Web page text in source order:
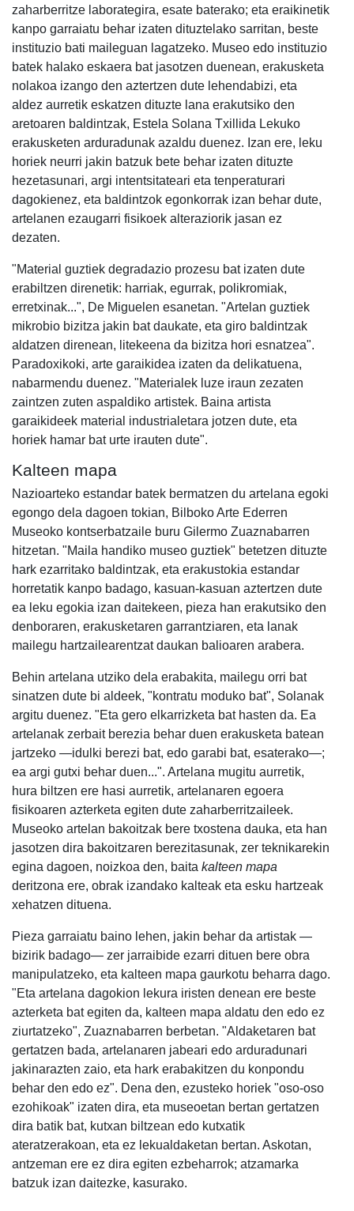
zaharberritze laborategira, esate baterako; eta eraikinetik
kanpo garraiatu behar izaten dituztelako sarritan, beste
instituzio bati maileguan lagatzeko. Museo edo instituzio
batek halako eskaera bat jasotzen duenean, erakusketa
nolakoa izango den aztertzen dute lehendabizi, eta
aldez aurretik eskatzen dituzte lana erakutsiko den
aretoaren baldintzak, Estela Solana Txillida Lekuko
erakusketen arduradunak azaldu duenez. Izan ere, leku
horiek neurri jakin batzuk bete behar izaten dituzte
hezetasunari, argi intentsitateari eta tenperaturari
dagokienez, eta baldintzok egonkorrak izan behar dute,
artelanen ezaugarri fisikoek alteraziorik jasan ez
dezaten.
"Material guztiek degradazio prozesu bat izaten dute
erabiltzen direnetik: harriak, egurrak, polikromiak,
erretxinak...", De Miguelen esanetan. "Artelan guztiek
mikrobio bizitza jakin bat daukate, eta giro baldintzak
aldatzen direnean, litekeena da bizitza hori esnatzea".
Paradoxikoki, arte garaikidea izaten da delikatuena,
nabarmendu duenez. "Materialek luze iraun zezaten
zaintzen zuten aspaldiko artistek. Baina artista
garaikideek material industrialetara jotzen dute, eta
horiek hamar bat urte irauten dute".
Kalteen mapa
Nazioarteko estandar batek bermatzen du artelana egoki
egongo dela dagoen tokian, Bilboko Arte Ederren
Museoko kontserbatzaile buru Gilermo Zuaznabarren
hitzetan. "Maila handiko museo guztiek" betetzen dituzte
hark ezarritako baldintzak, eta erakustokia estandar
horretatik kanpo badago, kasuan-kasuan aztertzen dute
ea leku egokia izan daitekeen, pieza han erakutsiko den
denboraren, erakusketaren garrantziaren, eta lanak
mailegu hartzailearentzat daukan balioaren arabera.
Behin artelana utziko dela erabakita, mailegu orri bat
sinatzen dute bi aldeek, "kontratu moduko bat", Solanak
argitu duenez. "Eta gero elkarrizketa bat hasten da. Ea
artelanak zerbait berezia behar duen erakusketa batean
jartzeko —idulki berezi bat, edo garabi bat, esaterako—;
ea argi gutxi behar duen...". Artelana mugitu aurretik,
hura biltzen ere hasi aurretik, artelanaren egoera
fisikoaren azterketa egiten dute zaharberritzaileek.
Museoko artelan bakoitzak bere txostena dauka, eta han
jasotzen dira bakoitzaren berezitasunak, zer teknikarekin
egina dagoen, noizkoa den, baita kalteen mapa
deritzona ere, obrak izandako kalteak eta esku hartzeak
xehatzen dituena.
Pieza garraiatu baino lehen, jakin behar da artistak —
bizirik badago— zer jarraibide ezarri dituen bere obra
manipulatzeko, eta kalteen mapa gaurkotu beharra dago.
"Eta artelana dagokion lekura iristen denean ere beste
azterketa bat egiten da, kalteen mapa aldatu den edo ez
ziurtatzeko", Zuaznabarren berbetan. "Aldaketaren bat
gertatzen bada, artelanaren jabeari edo arduradunari
jakinarazten zaio, eta hark erabakitzen du konpondu
behar den edo ez". Dena den, ezusteko horiek "oso-oso
ezohikoak" izaten dira, eta museoetan bertan gertatzen
dira batik bat, kutxan biltzean edo kutxatik
ateratzerakoan, eta ez lekualdaketan bertan. Askotan,
antzeman ere ez dira egiten ezbeharrok; atzamarka
batzuk izan daitezke, kasurako.